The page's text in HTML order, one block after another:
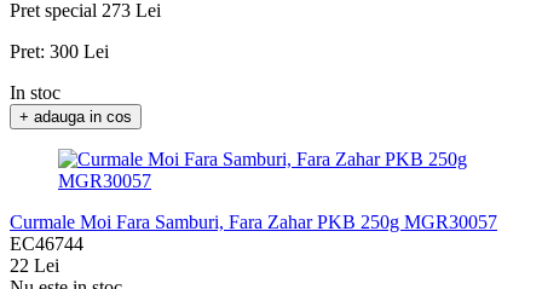
Pret special 273 Lei
Pret: 300 Lei
In stoc
+ adauga in cos
Curmale Moi Fara Samburi, Fara Zahar PKB 250g MGR30057
EC46744
22 Lei